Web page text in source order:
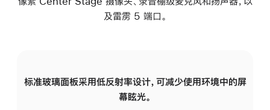
及雷雳 5 端口。
标准玻璃面板采用低反射率设计，可减少使用环境中的屏
幕眩光。